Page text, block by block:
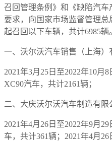
召回管理条例》和《缺陷汽
要求，向国家市场监督管理
起召回以下车辆，共计6985辆
一、沃尔沃汽车销售（上海）
2021年3月25日至2022年10月
XC90汽车，共计2161辆；
二、大庆沃尔沃汽车制造有限
2021年4月26日至2022年9月
车，共计361辆；2021年4月